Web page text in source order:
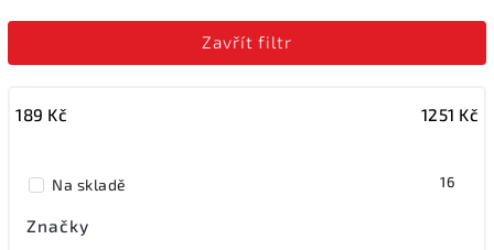
Nejlevnější
Abecedně
Zavřít filtr
189 Kč 1251 Kč
Na skladě 16
Značky